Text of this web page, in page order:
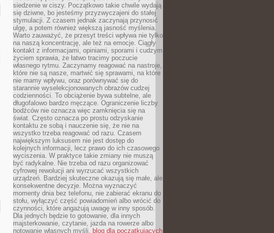
siedzenie w ciszy. Początkowo takie chwile wydają
się dziwne, bo jesteśmy przyzwyczajeni do stałej
stymulacji. Z czasem jednak zaczynają przynosić
ulgę, a potem również większą jasność myślenia.
Warto zauważyć, że przesyt treści wpływa nie tylko
na naszą koncentrację, ale też na emocje. Ciągły
kontakt z informacjami, opiniami, sporami i cudzym
życiem sprawia, że łatwo tracimy poczucie
własnego rytmu. Zaczynamy reagować na nastroje,
które nie są nasze, martwić się sprawami, na które
nie mamy wpływu, oraz porównywać się do
starannie wyselekcjonowanych obrazów cudzej
codzienności. To obciążenie bywa subtelne, ale
długofalowo bardzo męczące. Ograniczenie liczby
bodźców nie oznacza więc zamknięcia się na
świat. Często oznacza po prostu odzyskanie
kontaktu ze sobą i nauczenie się, że nie na
wszystko trzeba reagować od razu. Czasem
największym luksusem nie jest dostęp do
kolejnych informacji, lecz prawo do ich czasowego
wyciszenia. W praktyce takie zmiany nie muszą
być radykalne. Nie trzeba od razu organizować
cyfrowej rewolucji ani wyrzucać wszystkich
urządzeń. Bardziej skuteczne okazują się małe, ale
konsekwentne decyzje. Można wyznaczyć
momenty dnia bez telefonu, nie zabierać ekranu do
stołu, wyłączyć część powiadomień albo wrócić do
czynności, które angażują uwagę w inny sposób.
Dla jednych będzie to gotowanie, dla innych
majsterkowanie, czytanie, jazda na rowerze albo
notowanie własnych myśli. blog dla początkujących